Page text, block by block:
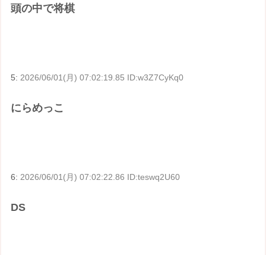
頭の中で将棋
5: 2026/06/01(月) 07:02:19.85 ID:w3Z7CyKq0
にらめっこ
6:2026/06/01(月) 07:02:22.86 ID:teswq2U60
DS